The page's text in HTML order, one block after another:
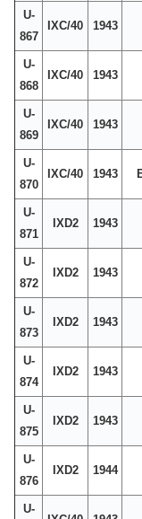
U-
867
IXC/40 1943
U-
868
IXC/40 1943
U-
869
IXC/40 1943
U-
870
IXC/40 1943
U-
871
IXD2 1943
U-
872
IXD2 1943
U-
873
IXD2 1943
U-
874
IXD2 1943
U-
875
IXD2 1943
U-
876
IXD2 1944
U-